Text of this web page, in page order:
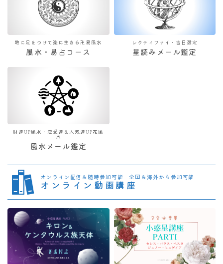
地に足をつけて楽に生きる卍易風水
風水・易占コース
レクティファイ・吉日選定
星読みメール鑑定
財運UP風水・恋愛運＆人気運UP花風
水
風水メール鑑定
オンライン配信＆随時参加可能 全国＆海外から参加可能
オンライン動画講座